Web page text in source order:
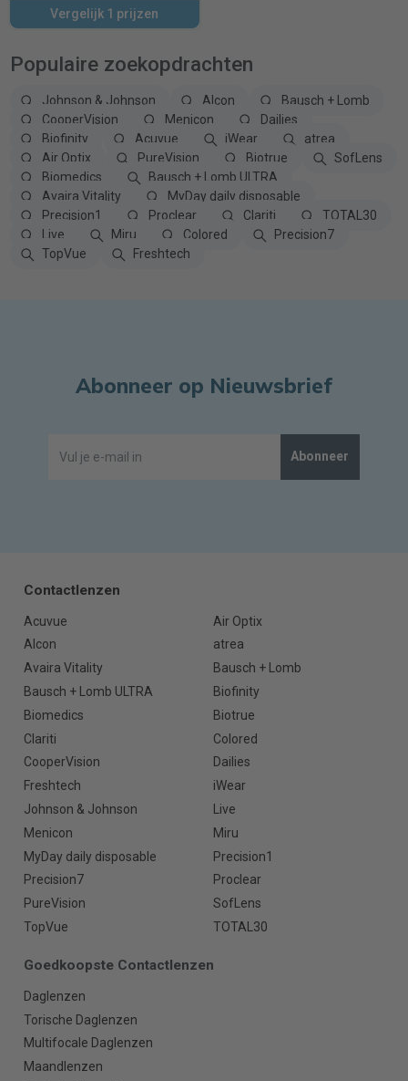
Vergelijk 1 prijzen
Populaire zoekopdrachten
Johnson & Johnson Alcon
Bausch + Lomb
CooperVision
Menicon
Dailies
Biofinity
Acuvue iWear
atrea
Air Optix
PureVision Biotrue
SofLens
Biomedics
Bausch + Lomb ULTRA
Avaira Vitality
MyDay daily disposable
Precision1
Proclear Clariti
TOTAL30
Live
Miru Colored
Precision7
TopVue
Freshtech
Abonneer op Nieuwsbrief
Abonneer
Contactlenzen
Acuvue
Air Optix
Alcon
atrea
Avaira Vitality
Bausch + Lomb
Bausch + Lomb ULTRA
Biofinity
Biomedics
Biotrue
Clariti
Colored
CooperVision
Dailies
Freshtech
iWear
Johnson & Johnson
Live
Menicon
Miru
MyDay daily disposable
Precision1
Precision7
Proclear
PureVision
SofLens
TopVue
TOTAL30
Goedkoopste Contactlenzen
Daglenzen
Torische Daglenzen
Multifocale Daglenzen
Maandlenzen